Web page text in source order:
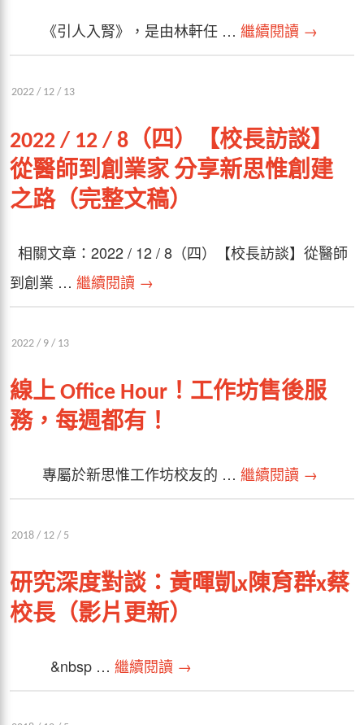
《引人入腎》，是由林軒任 … 繼續閱讀 →
2022 / 12 / 13
2022 / 12 / 8（四）【校長訪談】
從醫師到創業家 分享新思惟創建
之路（完整文稿）
相關文章：2022 / 12 / 8（四）【校長訪談】從醫師
到創業 … 繼續閱讀 →
2022 / 9 / 13
線上 Office Hour！工作坊售後服
務，每週都有！
專屬於新思惟工作坊校友的 … 繼續閱讀 →
2018 / 12 / 5
研究深度對談：黃暉凱x陳育群x蔡
校長（影片更新）
&nbsp … 繼續閱讀 →